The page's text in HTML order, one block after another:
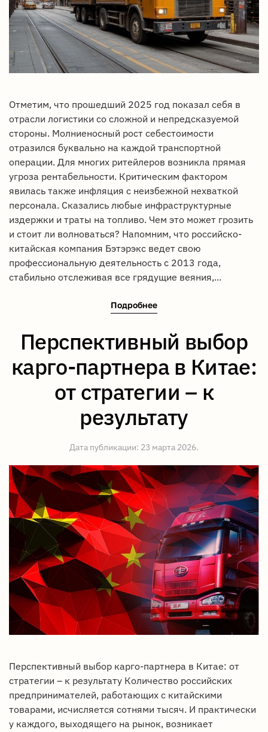
Отметим, что прошедший 2025 год показал себя в
отрасли логистики со сложной и непредсказуемой
стороны. Молниеносный рост себестоимости
отразился буквально на каждой транспортной
операции. Для многих ритейлеров возникла прямая
угроза рентабельности. Критическим фактором
явилась также инфляция с неизбежной нехваткой
персонала. Сказались любые инфраструктурные
издержки и траты на топливо. Чем это может грозить
и стоит ли волноваться? Напомним, что российско-
китайская компания Бэтэрэкс ведет свою
профессиональную деятельность с 2013 года,
стабильно отслеживая все грядущие веяния,...
Подробнее
Перспективный выбор
карго-партнера в Китае:
от стратегии – к
результату
Дата публикации: 23 марта 2026.
Перспективный выбор карго-партнера в Китае: от
стратегии – к результату Количество российских
предпринимателей, работающих с китайскими
товарами, исчисляется сотнями тысяч. И практически
у каждого, выходящего на рынок, возникает